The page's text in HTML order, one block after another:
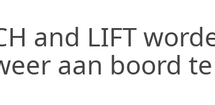
and LIFT
aan boord